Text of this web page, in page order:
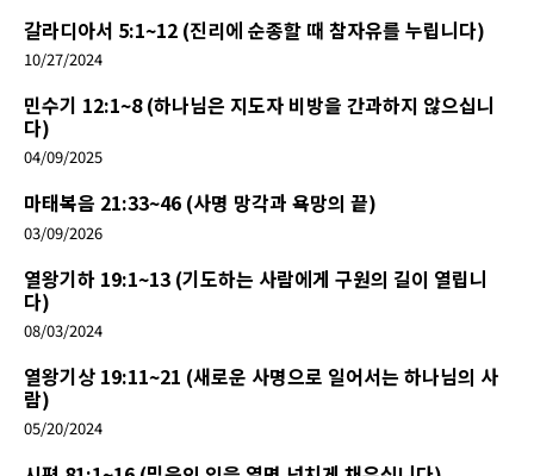
갈라디아서 5:1~12 (진리에 순종할 때 참자유를 누립니다)
10/27/2024
민수기 12:1~8 (하나님은 지도자 비방을 간과하지 않으십니
다)
04/09/2025
마태복음 21:33~46 (사명 망각과 욕망의 끝)
03/09/2026
열왕기하 19:1~13 (기도하는 사람에게 구원의 길이 열립니
다)
08/03/2024
열왕기상 19:11~21 (새로운 사명으로 일어서는 하나님의 사
람)
05/20/2024